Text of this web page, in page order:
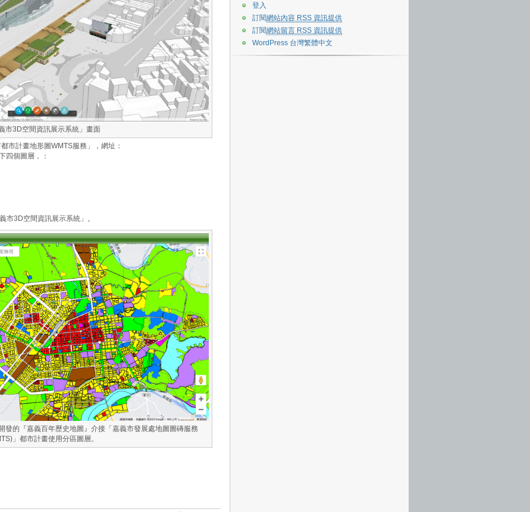
義市3D空間資訊展示系統」畫面
市計畫地形圖WMTS服務」，網址：
四個圖層，：
市3D空間資訊展示系統」。
發的『嘉義百年歷史地圖』介接「嘉義市發展處地圖圖磚服務
」都市計畫使用分區圖層。
登入
訂閱網站內容 RSS 資訊提供
訂閱網站留言 RSS 資訊提供
WordPress 台灣繁體中文